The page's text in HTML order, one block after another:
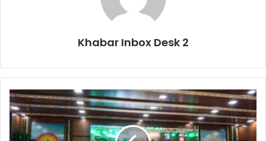
Khabar Inbox Desk 2
नरेंद्र
नगर:
रविंद्र
जॉनी